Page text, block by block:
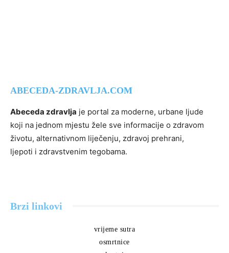
ABECEDA-ZDRAVLJA.COM
Abeceda zdravlja je portal za moderne, urbane ljude
koji na jednom mjestu žele sve informacije o zdravom
životu, alternativnom liječenju, zdravoj prehrani,
ljepoti i zdravstvenim tegobama.
Brzi linkovi
vrijeme sutra
osmrtnice